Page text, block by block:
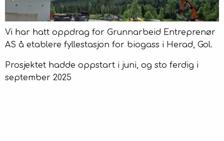
Kontakt
Vi har hatt oppdrag for Grunnarbeid Entreprenør
AS å etablere fyllestasjon for biogass i Herad, Gol.
Prosjektet hadde oppstart i juni, og sto ferdig i
september 2025